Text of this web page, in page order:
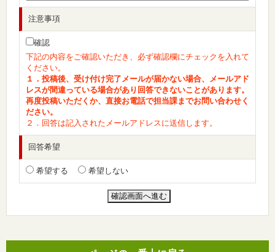
注意事項
確認
下記の内容をご確認いただき、必ず確認欄にチェックを入れて
ください。
１．投稿後、受け付け完了メールが届かない場合、メールアド
レスが間違っている場合があり回答できないことがあります。
再度投稿いただくか、直接お電話で担当課までお問い合わせく
ださい。
２．回答は記入されたメールアドレスに送信します。
回答希望
希望する 希望しない